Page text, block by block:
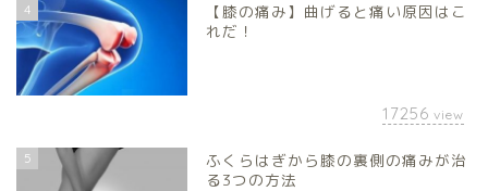
4
【膝の痛み】曲げると痛い原因はこ
れだ！
17256 view
5
ふくらはぎから膝の裏側の痛みが治
る3つの方法